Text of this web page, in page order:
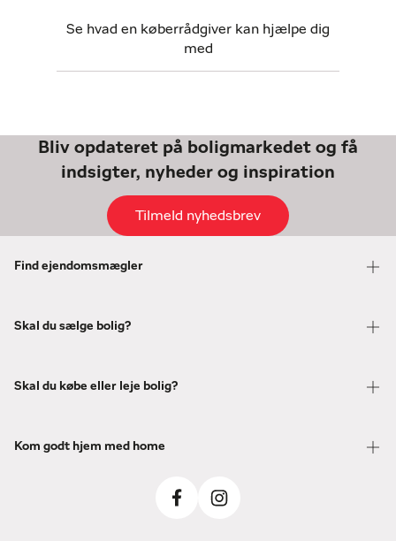
Se hvad en køberrådgiver kan hjælpe dig
med
Bliv opdateret på boligmarkedet og få
indsigter, nyheder og inspiration
Tilmeld nyhedsbrev
Find ejendomsmægler
Skal du sælge bolig?
Skal du købe eller leje bolig?
Kom godt hjem med home